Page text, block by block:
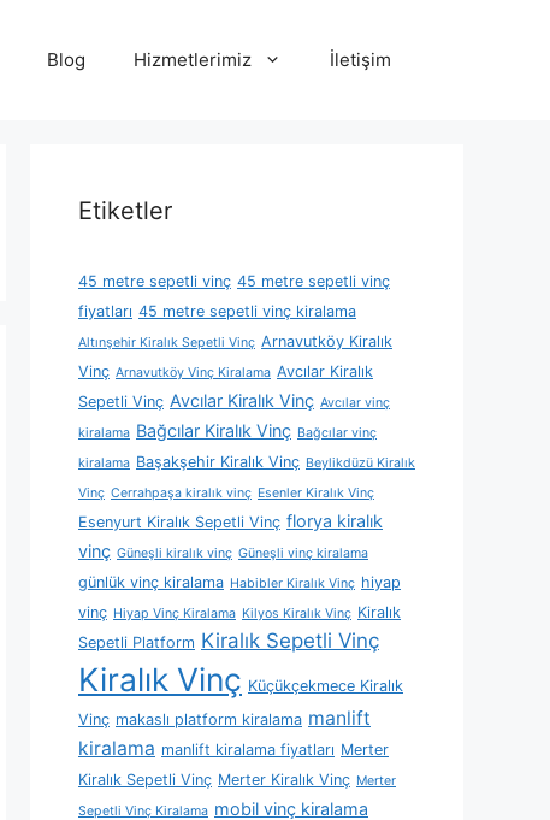
Blog Hizmetlerimiz İletişim
Etiketler
45 metre sepetli vinç 45 metre sepetli vinç
fiyatları 45 metre sepetli vinç kiralama
Altınşehir Kiralık Sepetli Vinç Arnavutköy Kiralık
Vinç Arnavutköy Vinç Kiralama Avcılar Kiralık
Sepetli Vinç Avcılar Kiralık Vinç Avcılar vinç
kiralama Bağcılar Kiralık Vinç Bağcılar vinç
kiralama Başakşehir Kiralık Vinç Beylikdüzü Kiralık
Vinç Cerrahpaşa kiralık vinç Esenler Kiralık Vinç
Esenyurt Kiralık Sepetli Vinç florya kiralık
vinç Güneşli kiralık vinç Güneşli vinç kiralama
günlük vinç kiralama Habibler Kiralık Vinç hiyap
vinç Hiyap Vinç Kiralama Kilyos Kiralık Vinç Kiralık
Sepetli Platform Kiralık Sepetli Vinç
Kiralık Vinç Küçükçekmece Kiralık
Vinç makaslı platform kiralama manlift
kiralama manlift kiralama fiyatları Merter
Kiralık Sepetli Vinç Merter Kiralık Vinç Merter
Sepetli Vinç Kiralama mobil vinç kiralama